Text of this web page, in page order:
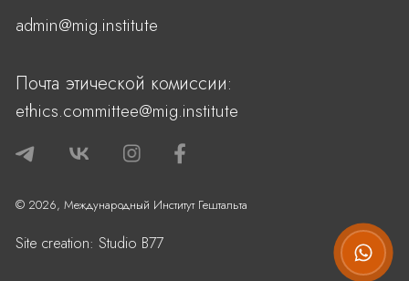
admin@mig.institute
Почта этической комиссии:
ethics.committee@mig.institute
© 2026, Международный Институт Гештальта
Site creation: Studio B77